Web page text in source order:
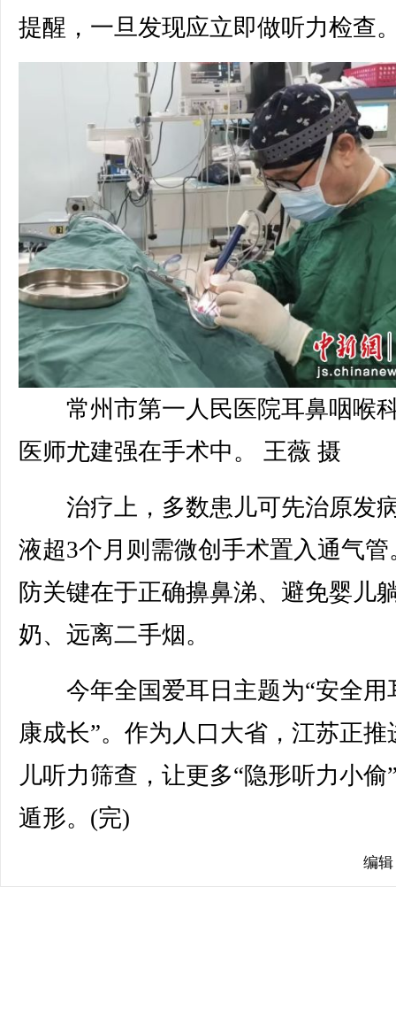
提醒，一旦发现应立即做听力检查
常州市第一人民医院耳鼻咽喉
医师尤建强在手术中。 王薇 摄
治疗上，多数患儿可先治原发
液超3个月则需微创手术置入通气管
防关键在于正确擤鼻涕、避免婴儿
奶、远离二手烟。
今年全国爱耳日主题为“安全用
康成长”。作为人口大省，江苏正推
儿听力筛查，让更多“隐形听力小偷
遁形。(完)
编